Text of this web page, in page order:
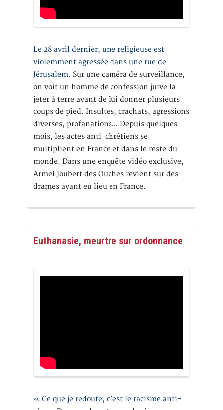
Le 28 avril dernier, une religieuse est
violemment agressée dans une rue de
Jérusalem. Sur une caméra de surveillance,
on voit un homme de confession juive la
jeter à terre avant de lui donner plusieurs
coups de pied. Insultes, crachats, agressions
diverses, profanations… Depuis quelques
mois, les actes anti-chrétiens se
multiplient en France et dans le reste du
monde. Dans une enquête vidéo exclusive,
Armel Joubert des Ouches revient sur des
drames ayant eu lieu en France.
Euthanasie, meurtre sur ordonnance
« Ce que je redoute, c’est le racisme anti-